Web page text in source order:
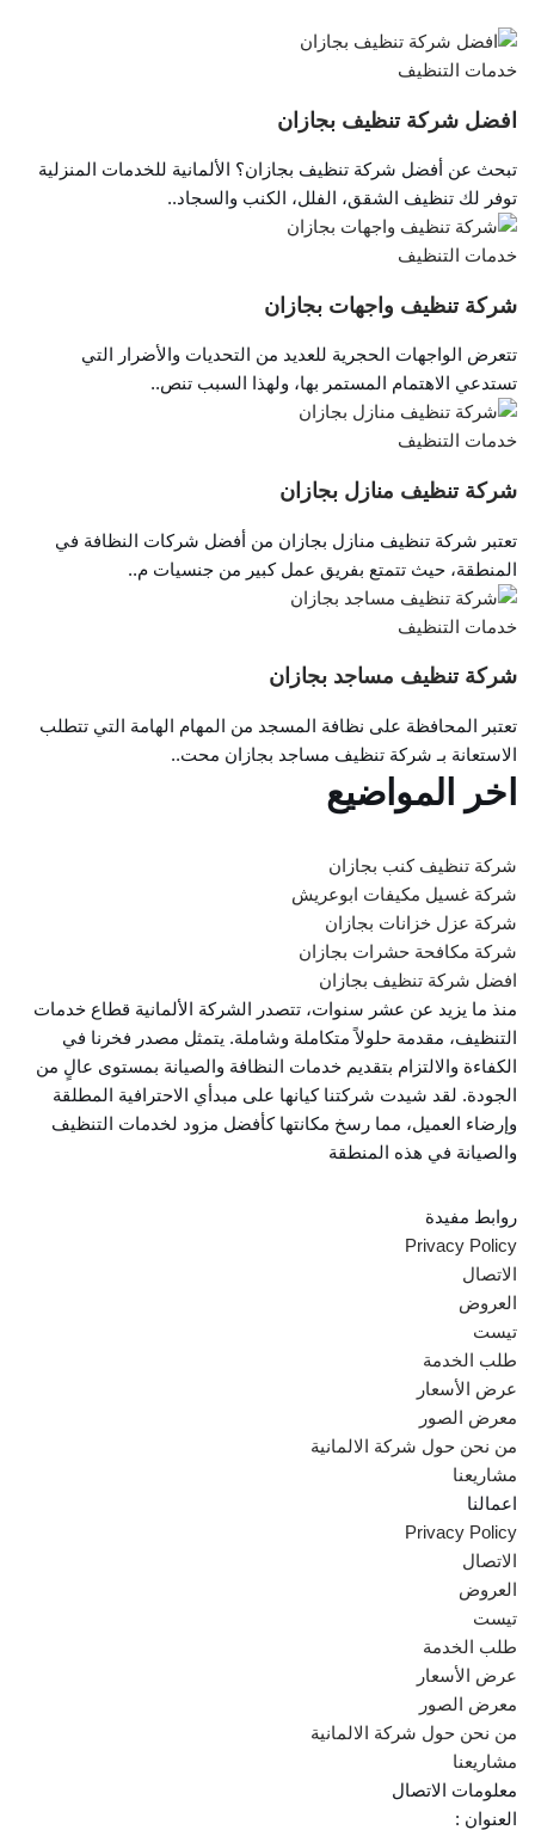
خدمات التنظيف
افضل شركة تنظيف بجازان
تبحث عن أفضل شركة تنظيف بجازان؟ الألمانية للخدمات المنزلية
توفر لك تنظيف الشقق، الفلل، الكنب والسجاد..
خدمات التنظيف
شركة تنظيف واجهات بجازان
تتعرض الواجهات الحجرية للعديد من التحديات والأضرار التي
تستدعي الاهتمام المستمر بها، ولهذا السبب تنص..
خدمات التنظيف
شركة تنظيف منازل بجازان
تعتبر شركة تنظيف منازل بجازان من أفضل شركات النظافة في
المنطقة، حيث تتمتع بفريق عمل كبير من جنسيات م..
خدمات التنظيف
شركة تنظيف مساجد بجازان
تعتبر المحافظة على نظافة المسجد من المهام الهامة التي تتطلب
الاستعانة بـ شركة تنظيف مساجد بجازان محت..
اخر المواضيع
شركة تنظيف كنب بجازان
شركة غسيل مكيفات ابوعريش
شركة عزل خزانات بجازان
شركة مكافحة حشرات بجازان
افضل شركة تنظيف بجازان
منذ ما يزيد عن عشر سنوات، تتصدر الشركة الألمانية قطاع خدمات
التنظيف، مقدمة حلولاً متكاملة وشاملة. يتمثل مصدر فخرنا في
الكفاءة والالتزام بتقديم خدمات النظافة والصيانة بمستوى عالٍ من
الجودة. لقد شيدت شركتنا كيانها على مبدأي الاحترافية المطلقة
وإرضاء العميل، مما رسخ مكانتها كأفضل مزود لخدمات التنظيف
والصيانة في هذه المنطقة
روابط مفيدة
Privacy Policy
الاتصال
العروض
تيست
طلب الخدمة
عرض الأسعار
معرض الصور
من نحن حول شركة الالمانية
مشاريعنا
اعمالنا
Privacy Policy
الاتصال
العروض
تيست
طلب الخدمة
عرض الأسعار
معرض الصور
من نحن حول شركة الالمانية
مشاريعنا
معلومات الاتصال
العنوان :